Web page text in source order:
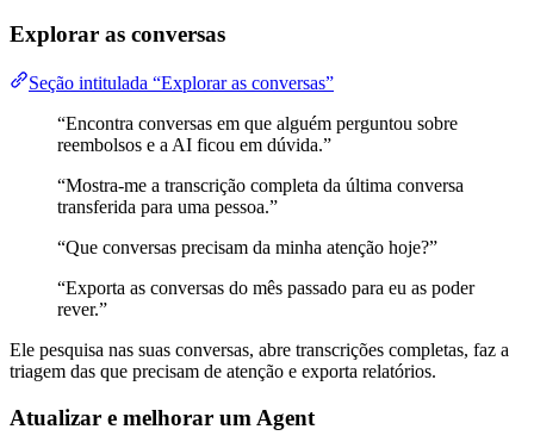
Explorar as conversas
Seção intitulada “Explorar as conversas”
“Encontra conversas em que alguém perguntou sobre
reembolsos e a AI ficou em dúvida.”
“Mostra-me a transcrição completa da última conversa
transferida para uma pessoa.”
“Que conversas precisam da minha atenção hoje?”
“Exporta as conversas do mês passado para eu as poder
rever.”
Ele pesquisa nas suas conversas, abre transcrições completas, faz a
triagem das que precisam de atenção e exporta relatórios.
Atualizar e melhorar um Agent